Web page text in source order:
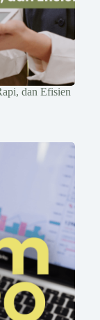
dan Efisien